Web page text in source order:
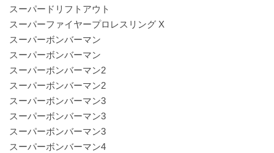
スーパードリフトアウト
スーパーファイヤープロレスリング X
スーパーボンバーマン
スーパーボンバーマン
スーパーボンバーマン2
スーパーボンバーマン2
スーパーボンバーマン3
スーパーボンバーマン3
スーパーボンバーマン3
スーパーボンバーマン4